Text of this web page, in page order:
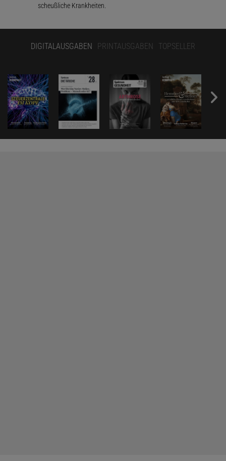
scheußliche Krankheiten.
DIGITALAUSGABEN PRINTAUSGABEN TOPSELLER